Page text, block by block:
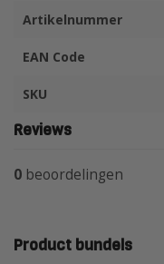
Artikelnummer
EAN Code
SKU
Reviews
0 beoordelingen
Product bundels